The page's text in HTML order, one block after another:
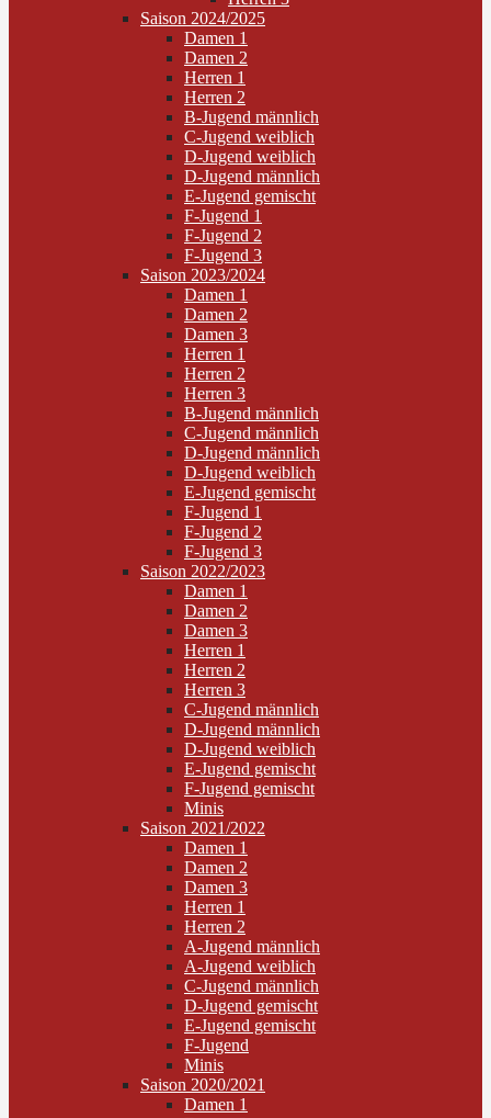
Saison 2024/2025
Damen 1
Damen 2
Herren 1
Herren 2
B-Jugend männlich
C-Jugend weiblich
D-Jugend weiblich
D-Jugend männlich
E-Jugend gemischt
F-Jugend 1
F-Jugend 2
F-Jugend 3
Saison 2023/2024
Damen 1
Damen 2
Damen 3
Herren 1
Herren 2
Herren 3
B-Jugend männlich
C-Jugend männlich
D-Jugend männlich
D-Jugend weiblich
E-Jugend gemischt
F-Jugend 1
F-Jugend 2
F-Jugend 3
Saison 2022/2023
Damen 1
Damen 2
Damen 3
Herren 1
Herren 2
Herren 3
C-Jugend männlich
D-Jugend männlich
D-Jugend weiblich
E-Jugend gemischt
F-Jugend gemischt
Minis
Saison 2021/2022
Damen 1
Damen 2
Damen 3
Herren 1
Herren 2
A-Jugend männlich
A-Jugend weiblich
C-Jugend männlich
D-Jugend gemischt
E-Jugend gemischt
F-Jugend
Minis
Saison 2020/2021
Damen 1